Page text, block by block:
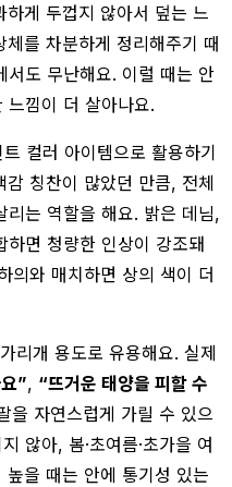
게 두껍지 않아서 덮는 느
를 차분하게 정리해주기 때
서도 무난해요. 이럴 때는 안
느낌이 더 살아나요.
컬러 아이템으로 활용하기
칭찬이 많았던 만큼, 전체
는 역할을 해요. 밝은 데님,
면 청량한 인상이 강조돼
의와 매치하면 상의 색이 더
리개 용도로 유용해요. 실제
”, “뜨거운 태양을 피할 수
을 자연스럽게 가릴 수 있으
않아, 봄·초여름·초가을 여
을 때는 안에 통기성 있는